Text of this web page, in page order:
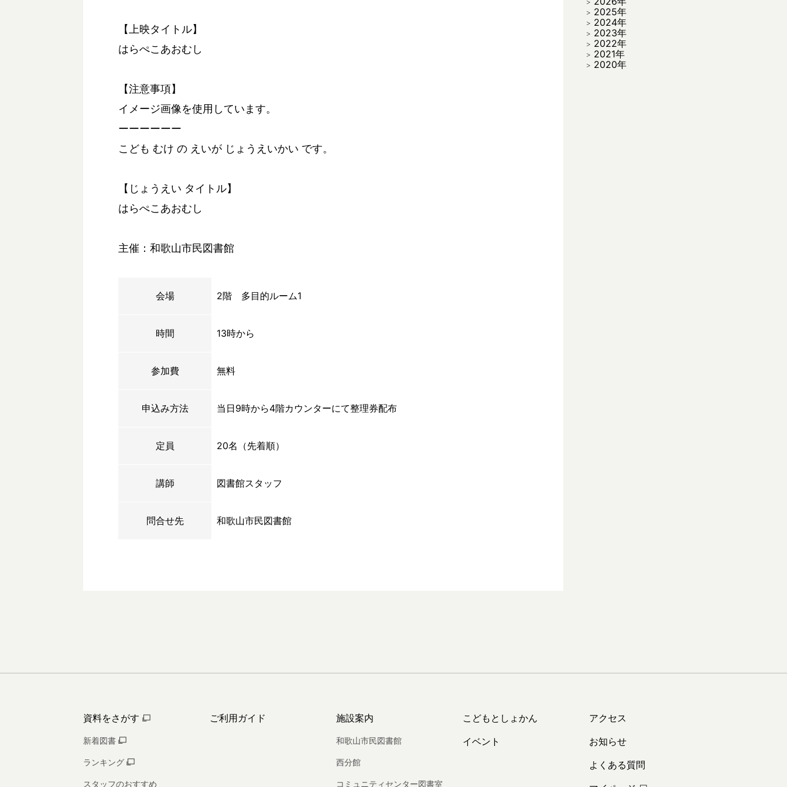
【上映タイトル】
はらぺこあおむし
【注意事項】
イメージ画像を使用しています。
ーーーーーー
こども むけ の えいが じょうえいかい です。
【じょうえい タイトル】
はらぺこあおむし
主催：和歌山市民図書館
会場 2階 多目的ルーム1
時間 13時から
参加費 無料
申込み方法 当日9時から4階カウンターにて整理券配布
定員 20名（先着順）
講師 図書館スタッフ
問合せ先 和歌山市民図書館
2025年
2024年
2023年
2022年
2021年
2020年
資料をさがす
新着図書
ランキング
スタッフのおすすめ
ご利用ガイド 施設案内
和歌山市民図書館
西分館
コミュニティセンター図書室
こどもとしょかん
イベント
アクセス
お知らせ
よくある質問